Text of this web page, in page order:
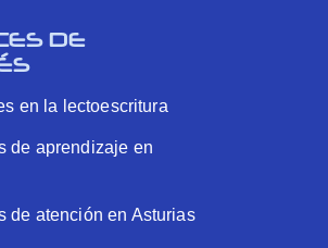
DE
en la lectoescritura
de aprendizaje en
de atención en Asturias